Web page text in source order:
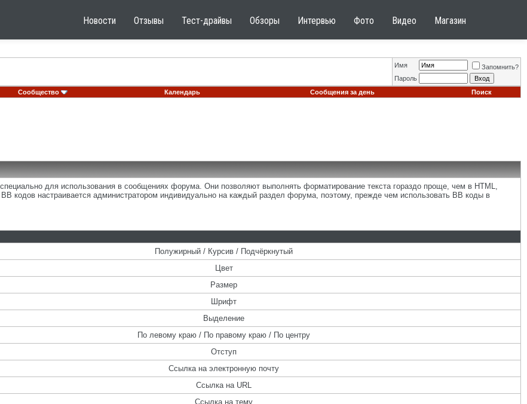
Новости Отзывы Тест-драйвы Обзоры Интервью Фото Видео Магазин
Имя
Запомнить?
Пароль
Сообщество Календарь Сообщения за день Поиск
для использования в сообщениях форума. Они позволяют выполнять форматирование текста гораздо проще, чем в HTML,
кодов настраивается администратором индивидуально на каждый раздел форума, поэтому, прежде чем использовать BB коды в
Полужирный / Курсив / Подчёркнутый
Цвет
Размер
Шрифт
Выделение
По левому краю / По правому краю / По центру
Отступ
Ссылка на электронную почту
Ссылка на URL
Ссылка на тему